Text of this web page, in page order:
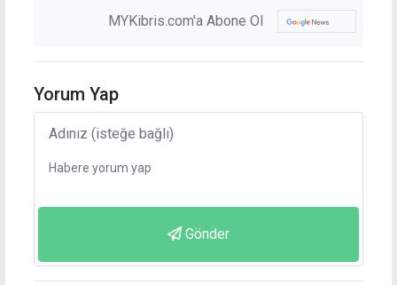
MYKibris.com'a Abone Ol
Yorum Yap
Gönder